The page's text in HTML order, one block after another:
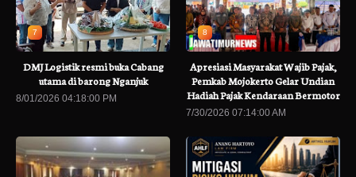
7
DMJ Logistik resmi buka Cabang
utama di barong Nganjuk
8/01/2026 04:18:00 PM
8
Apresiasi Masyarakat Wajib Pajak,
Pemkab Mojokerto Gelar Undian
Hadiah Pajak Kendaraan Bermotor
7/30/2026 07:14:00 AM